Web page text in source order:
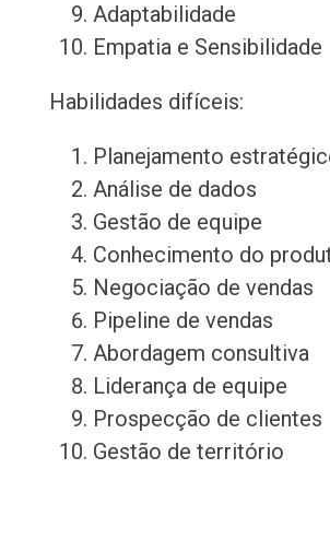
Adaptabilidade
Empatia e Sensibilidade
Habilidades difíceis:
Planejamento
Análise de dados
Gestão de equipe
Conhecimento do
Negociação de vendas
Pipeline de vendas
Abordagem consultiva
Liderança de equipe
Prospecção de clientes
Gestão de território